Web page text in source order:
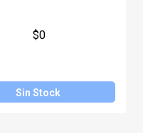
$0
Sin Stock